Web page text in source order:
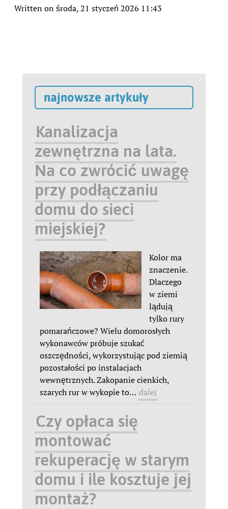
Written on środa, 21 styczeń 2026 11:43
najnowsze artykuły
Kanalizacja
zewnętrzna na lata.
Na co zwrócić uwagę
przy podłączaniu
domu do sieci
miejskiej?
Kolor ma
znaczenie.
Dlaczego
w ziemi
lądują
tylko rury
pomarańczowe? Wielu domorosłych
wykonawców próbuje szukać
oszczędności, wykorzystując pod ziemią
pozostałości po instalacjach
wewnętrznych. Zakopanie cienkich,
szarych rur w wykopie to… dalej
Czy opłaca się
montować
rekuperację w starym
domu i ile kosztuje jej
montaż?